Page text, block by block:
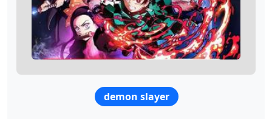
demon slayer